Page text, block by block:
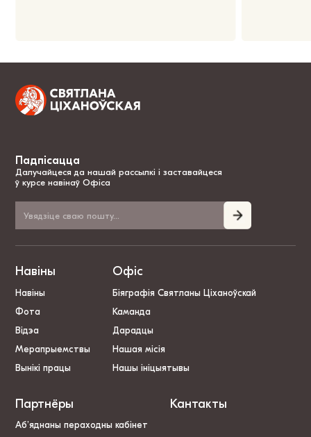
Падпісацца
Далучайцеся да нашай рассылкі і заставайцеся
ў курсе навінаў Офіса
Навіны
Навіны
Фота
Відэа
Мерапрыемствы
Вынікі працы
Офіс
Біяграфія Святланы Ціханоўскай
Каманда
Дарадцы
Нашая місія
Нашы ініцыятывы
Партнёры
Аб’яднаны пераходны кабінет
Кантакты